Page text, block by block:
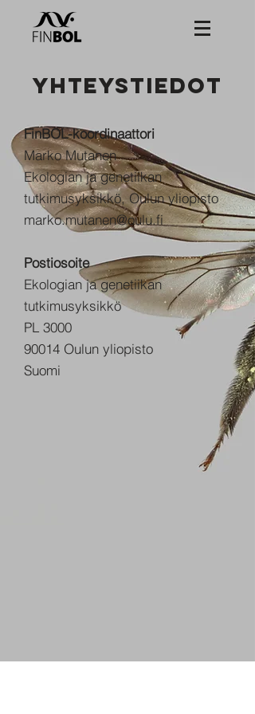
FinBOL-koordinaattori
Marko Mutanen
Ekologian ja genetiikan
tutkimusyksikkö, Oulun yliopisto
marko.mutanen@oulu.fi
Postiosoite
Ekologian ja genetiikan
tutkimusyksikkö
PL 3000
90014 Oulun yliopisto
Suomi
YHTEYSTIEDOT